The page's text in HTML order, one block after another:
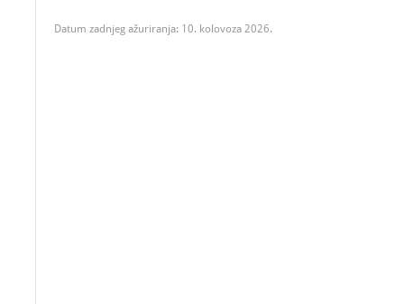
Datum zadnjeg ažuriranja: 10. kolovoza 2026.